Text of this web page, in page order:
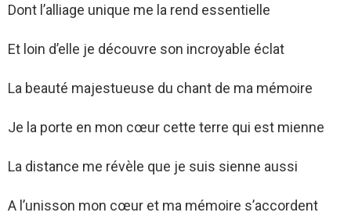
Dont l’alliage unique me la rend essentielle
Et loin d’elle je découvre son incroyable éclat
La beauté majestueuse du chant de ma mémoire
Je la porte en mon cœur cette terre qui est mienne
La distance me révèle que je suis sienne aussi
A l’unisson mon cœur et ma mémoire s’accordent